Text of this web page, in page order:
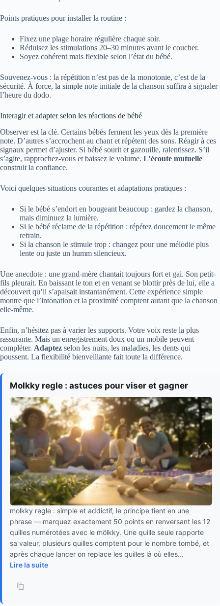
Points pratiques pour installer la routine :
Fixez une plage horaire régulière chaque soir.
Réduisez les stimulations 20–30 minutes avant le coucher.
Soyez cohérent mais flexible selon l’état du bébé.
Souvenez-vous : la répétition n’est pas de la monotonie, c’est de la
sécurité. À force, la simple note initiale de la chanson suffira à signaler
l’heure du dodo.
Interagir et adapter selon les réactions de bébé
Observer est la clé. Certains bébés ferment les yeux dès la première
note. D’autres s’accrochent au chant et répètent des sons. Réagir à ces
signaux permet d’ajuster. Si bébé sourit et gazouille, ralentissez. S’il
s’agite, rapprochez-vous et baissez le volume. L’écoute mutuelle
construit la confiance.
Voici quelques situations courantes et adaptations pratiques :
Si le bébé s’endort en bougeant beaucoup : gardez la chanson,
mais diminuez la lumière.
Si le bébé réclame de la répétition : répétez doucement le même
refrain.
Si la chanson le stimule trop : changez pour une mélodie plus
lente ou juste un humm silencieux.
Une anecdote : une grand-mère chantait toujours fort et gai. Son petit-
fils pleurait. En baissant le ton et en venant se blottir près de lui, elle a
découvert qu’il s’apaisait instantanément. Cette expérience simple
montre que l’intonation et la proximité comptent autant que la chanson
elle-même.
Enfin, n’hésitez pas à varier les supports. Votre voix reste la plus
rassurante. Mais un enregistrement doux ou un mobile peuvent
compléter. Adaptez selon les nuits, les maladies, les dents qui
poussent. La flexibilité bienveillante fait toute la différence.
Molkky regle : astuces pour viser et gagner
molkky regle : simple et addictif, le principe tient en une
phrase — marquez exactement 50 points en renversant les 12
quilles numérotées avec le mölkky. Une quille seule rapporte
sa valeur, plusieurs quilles comptent pour le nombre tombé, et
après chaque lancer on replace les quilles là où elles...
Lire la suite